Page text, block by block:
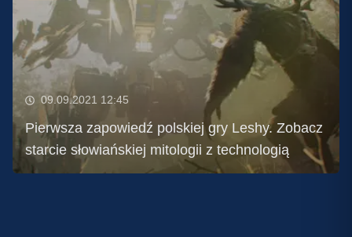
09.09.2021 12:45
Pierwsza zapowiedź polskiej gry Leshy. Zobacz
starcie słowiańskiej mitologii z technologią